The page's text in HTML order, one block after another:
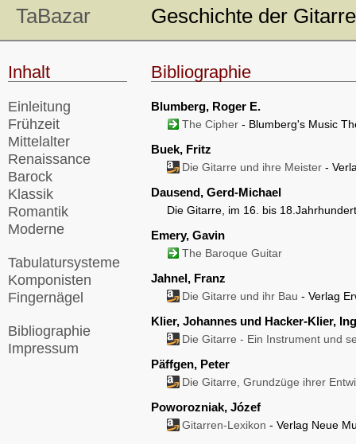
Inhalt
Einleitung
Frühzeit
Mittelalter
Renaissance
Barock
Klassik
Romantik
Moderne
Tabulatursysteme
Komponisten
Fingernägel
Bibliographie
Impressum
TaBazar Geschichte der Gitarre
Bibliographie
Blumberg, Roger E.
The Cipher - Blumberg's Music
Buek, Fritz
Die Gitarre und ihre Meister -
Dausend, Gerd-Michael
Die Gitarre, im 16. bis
Emery, Gavin
The Baroque Guitar
Jahnel, Franz
Die Gitarre und ihr Bau - Verlag
Klier, Johannes und Hacker-Klier,
Die Gitarre - Ein Instrument und
Päffgen, Peter
Die Gitarre, Grundzüge ihrer
Poworozniak, Józef
Gitarren-Lexikon - Verlag Neue